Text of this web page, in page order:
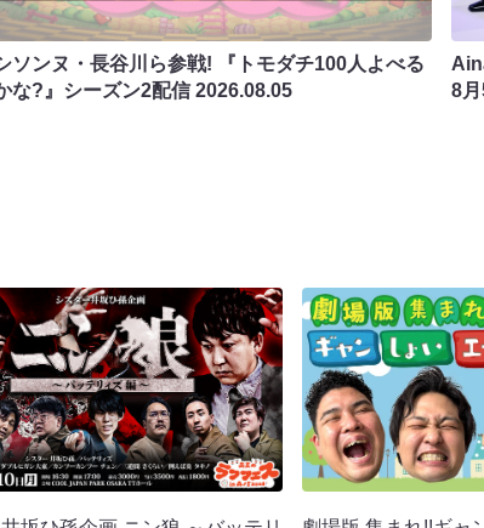
ソンヌ・長谷川ら参戦! 『トモダチ100人よべる
な?』シーズン2配信2026.08.05
8